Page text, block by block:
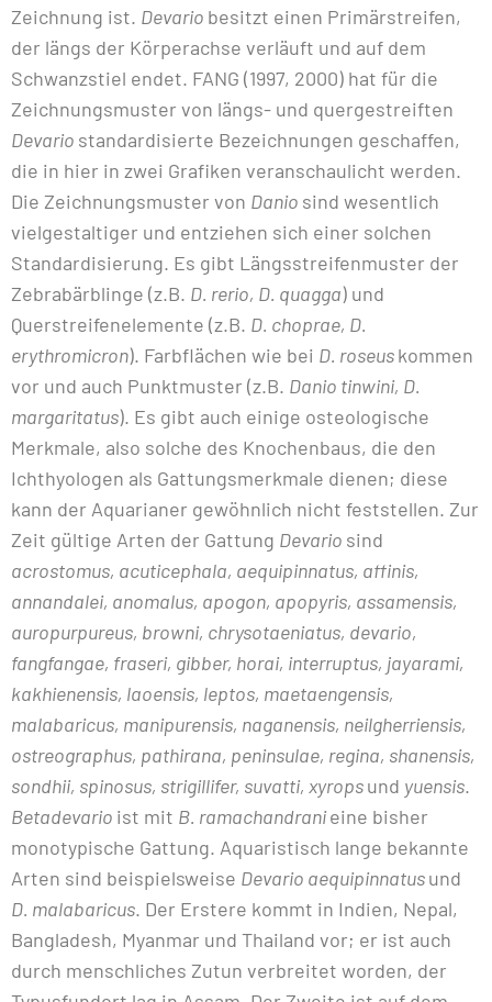
Zeichnung ist. Devario besitzt einen Primärstreifen,
der längs der Körperachse verläuft und auf dem
Schwanzstiel endet. FANG (1997, 2000) hat für die
Zeichnungsmuster von längs- und quergestreiften
Devario standardisierte Bezeichnungen geschaffen,
die in hier in zwei Grafiken veranschaulicht werden.
Die Zeichnungsmuster von Danio sind wesentlich
vielgestaltiger und entziehen sich einer solchen
Standardisierung. Es gibt Längsstreifenmuster der
Zebrabärblinge (z.B. D. rerio, D. quagga) und
Querstreifenelemente (z.B. D. choprae, D.
erythromicron). Farbflächen wie bei D. roseuskommen
vor und auch Punktmuster (z.B. Danio tinwini, D.
margaritatus). Es gibt auch einige osteologische
Merkmale, also solche des Knochenbaus, die den
Ichthyologen als Gattungsmerkmale dienen; diese
kann der Aquarianer gewöhnlich nicht feststellen. Zur
Zeit gültige Arten der Gattung Devario sind
acrostomus, acuticephala, aequipinnatus, affinis,
annandalei, anomalus, apogon, apopyris, assamensis,
auropurpureus, browni, chrysotaeniatus, devario,
fangfangae, fraseri, gibber, horai, interruptus, jayarami,
kakhienensis, laoensis, leptos, maetaengensis,
malabaricus, manipurensis, naganensis, neilgherriensis,
ostreographus, pathirana, peninsulae, regina, shanensis,
sondhii, spinosus, strigillifer, suvatti, xyropsund yuensis.
Betadevario ist mit B. ramachandranieine bisher
monotypische Gattung. Aquaristisch lange bekannte
Arten sind beispielsweise Devario aequipinnatusund
D. malabaricus. Der Erstere kommt in Indien, Nepal,
Bangladesh, Myanmar und Thailand vor; er ist auch
durch menschliches Zutun verbreitet worden, der